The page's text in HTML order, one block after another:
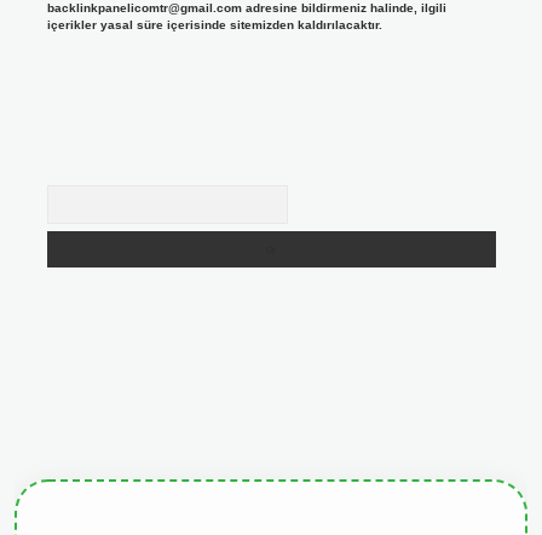
backlinkpanelicomtr@gmail.comadresine bildirmeniz halinde, ilgili
içerikler yasal süre içerisinde sitemizden kaldırılacaktır.